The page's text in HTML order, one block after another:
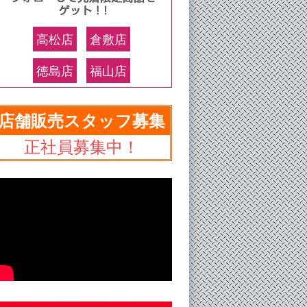
高松店
倉敷店
徳島店
福山店
店舗販売スタッフ募集
正社員募集中！